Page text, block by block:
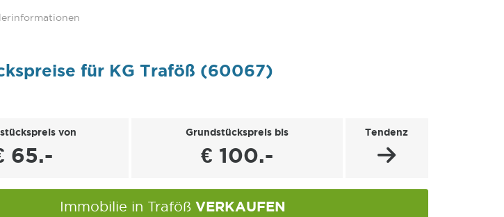
für KG Traföß (60067)
von
65.-
Grundstückspreis bis
€ 100.-
Tendenz
Immobilie in Traföß VERKAUFEN